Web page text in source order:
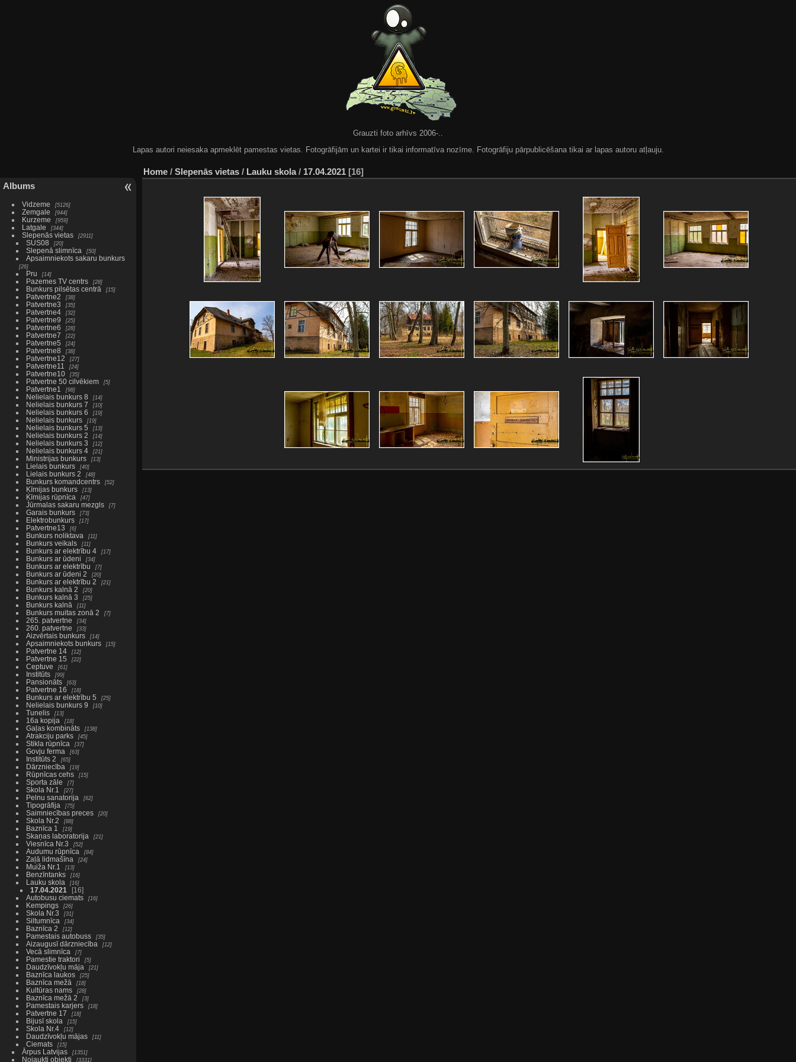
Grauzti foto arhīvs 2006-..
Lapas autori neiesaka apmeklēt pamestas vietas. Fotogrāfijām un kartei ir tikai informatīva nozīme. Fotogrāfiju pārpublicēšana tikai ar lapas autoru atļauju.
Albums
Vidzeme 5126
Zemgale 944
Kurzeme 959
Latgale 344
Slepenās vietas 2911
SUS08 20
Slepenā slimnīca 50
Apsaimniekots sakaru bunkurs
26
Pru 14
Pazemes TV centrs 28
Bunkurs pilsētas centrā 15
Patvertne2 38
Patvertne3 35
Patvertne4 32
Patvertne9 25
Patvertne6 28
Patvertne7 22
Patvertne5 24
Patvertne8 38
Patvertne12 27
Patvertne11 24
Patvertne10 35
Patvertne 50 cilvēkiem 5
Patvertne1 98
Nelielais bunkurs 8 14
Nelielais bunkurs 7 10
Nelielais bunkurs 6 19
Nelielais bunkurs 19
Nelielais bunkurs 5 13
Nelielais bunkurs 2 14
Nelielais bunkurs 3 12
Nelielais bunkurs 4 21
Ministrijas bunkurs 13
Lielais bunkurs 40
Lielais bunkurs 2 48
Bunkurs komandcentrs 52
Ķīmijas bunkurs 13
Ķīmijas rūpnīca 47
Jūrmalas sakaru mezgls 7
Garais bunkurs 73
Elektrobunkurs 17
Patvertne13 6
Bunkurs noliktava 11
Bunkurs veikals 11
Bunkurs ar elektrību 4 17
Bunkurs ar ūdeni 34
Bunkurs ar elektrību 7
Bunkurs ar ūdeni 2 20
Bunkurs ar elektrību 2 21
Bunkurs kalnā 2 20
Bunkurs kalnā 3 25
Bunkurs kalnā 11
Bunkurs muitas zonā 2 7
265. patvertne 34
260. patvertne 33
Aizvērtais bunkurs 14
Apsaimniekots bunkurs 15
Patvertne 14 12
Patvertne 15 22
Ceptuve 61
Institūts 99
Pansionāts 63
Patvertne 16 18
Bunkurs ar elektrību 5 25
Nelielais bunkurs 9 10
Tunelis 13
16a kopija 18
Gaļas kombināts 138
Atrakciju parks 45
Stikla rūpnīca 37
Govju ferma 63
Institūts 2 65
Dārzniecība 19
Rūpnīcas cehs 15
Sporta zāle 7
Skola Nr.1 27
Pelnu sanatorija 62
Tipogrāfija 75
Saimniecības preces 20
Skola Nr.2 88
Baznīca 1 19
Skaņas laboratorija 21
Viesnīca Nr.3 52
Audumu rūpnīca 84
Zaļā lidmašīna 24
Muiža Nr.1 13
Benzīntanks 16
Lauku skola 16
17.04.2021
16
Autobusu ciemats
16
Kempings 26
Skola Nr.3 31
Siltumnīca 34
Baznīca 2 12
Pamestais autobuss 35
Aizaugusī dārzniecība 12
Vecā slimnīca 7
Pamestie traktori 5
Daudzīvokļu māja 21
Baznīca laukos 25
Baznīca mežā 18
Kultūras nams 28
Baznīca mežā 2 3
Pamestais karjers 18
Patvertne 17 18
Bijusī skola 15
Skola Nr.4 12
Daudzīvokļu mājas 11
Ciemats 15
Ārpus Latvijas 1351
Nojaukti objekti 3331
Home / Slepenās vietas / Lauku skola/ 17.04.2021 16